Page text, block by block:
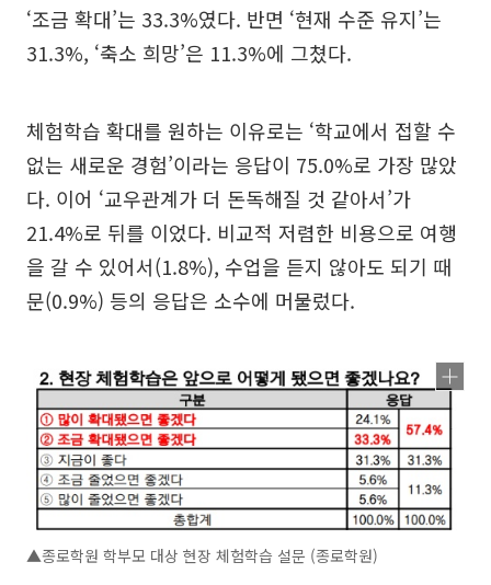
‘조금 확대’는 33.3%였다. 반면 ‘현재 수준 유지’는
31.3%, ‘축소 희망’은 11.3%에 그쳤다.
체험학습 확대를 원하는 이유로는 ‘학교에서 접할 수
없는 새로운 경험’이라는 응답이 75.0%로 가장 많았
다. 이어 ‘교우관계가 더 돈독해질 것 같아서’가
21.4%로 뒤를 이었다. 비교적 저렴한 비용으로 여행
을 갈 수 있어서(1.8%), 수업을 듣지 않아도 되기 때
문(0.9%) 등의 응답은 소수에 머물렀다.
▲종로학원 학부모 대상 현장 체험학습 설문 (종로학원)